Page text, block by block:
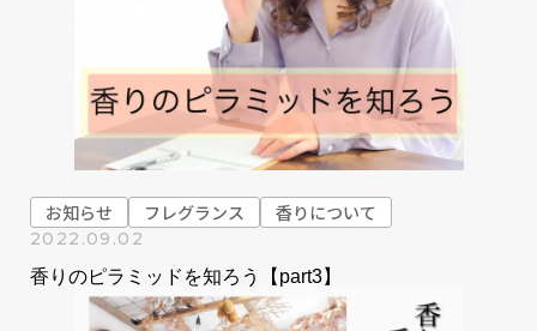
お知らせ フレグランス 香りについて
2022.09.02
香りのピラミッドを知ろう【part3】